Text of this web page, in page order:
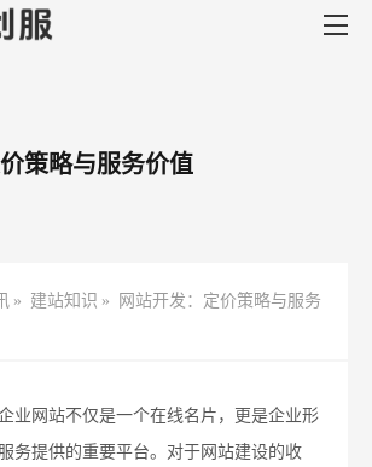
策略与服务价值
» 建站知识 »
网站开发：定价策略与服务
业网站不仅是一个在线名片，更是企业形
务提供的重要平台。对于网站建设的收